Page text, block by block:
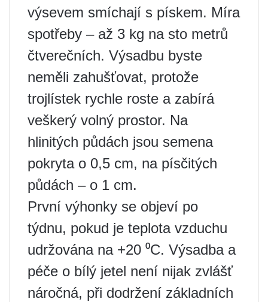
výsevem smíchají s pískem. Míra
spotřeby – až 3 kg na sto metrů
čtverečních. Výsadbu byste
neměli zahušťovat, protože
trojlístek rychle roste a zabírá
veškerý volný prostor. Na
hlinitých půdách jsou semena
pokryta o 0,5 cm, na písčitých
půdách – o 1 cm.
První výhonky se objeví po
týdnu, pokud je teplota vzduchu
udržována na +20 ⁰С. Výsadba a
péče o bílý jetel není nijak zvlášť
náročná, při dodržení základních